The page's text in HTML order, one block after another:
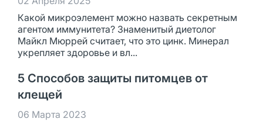
Какой микроэлемент можно назвать секретным
агентом иммунитета? Знаменитый диетолог
Майкл Мюррей считает, что это цинк. Минерал
укрепляет здоровье и вл...
5 Способов защиты питомцев от
клещей
06 Марта 2023